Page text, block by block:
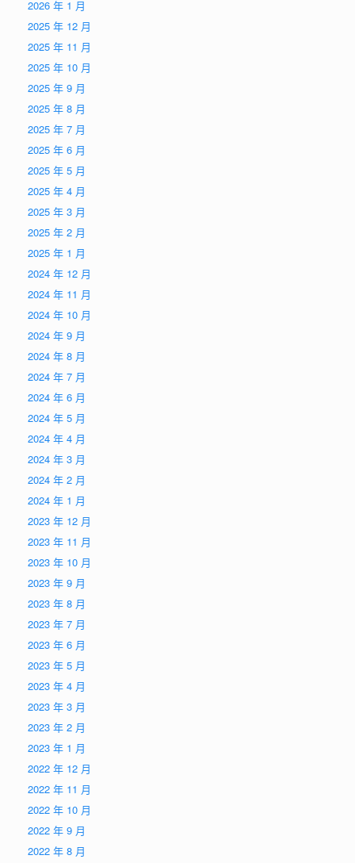
2026 年 1 月
2025 年 12 月
2025 年 11 月
2025 年 10 月
2025 年 9 月
2025 年 8 月
2025 年 7 月
2025 年 6 月
2025 年 5 月
2025 年 4 月
2025 年 3 月
2025 年 2 月
2025 年 1 月
2024 年 12 月
2024 年 11 月
2024 年 10 月
2024 年 9 月
2024 年 8 月
2024 年 7 月
2024 年 6 月
2024 年 5 月
2024 年 4 月
2024 年 3 月
2024 年 2 月
2024 年 1 月
2023 年 12 月
2023 年 11 月
2023 年 10 月
2023 年 9 月
2023 年 8 月
2023 年 7 月
2023 年 6 月
2023 年 5 月
2023 年 4 月
2023 年 3 月
2023 年 2 月
2023 年 1 月
2022 年 12 月
2022 年 11 月
2022 年 10 月
2022 年 9 月
2022 年 8 月